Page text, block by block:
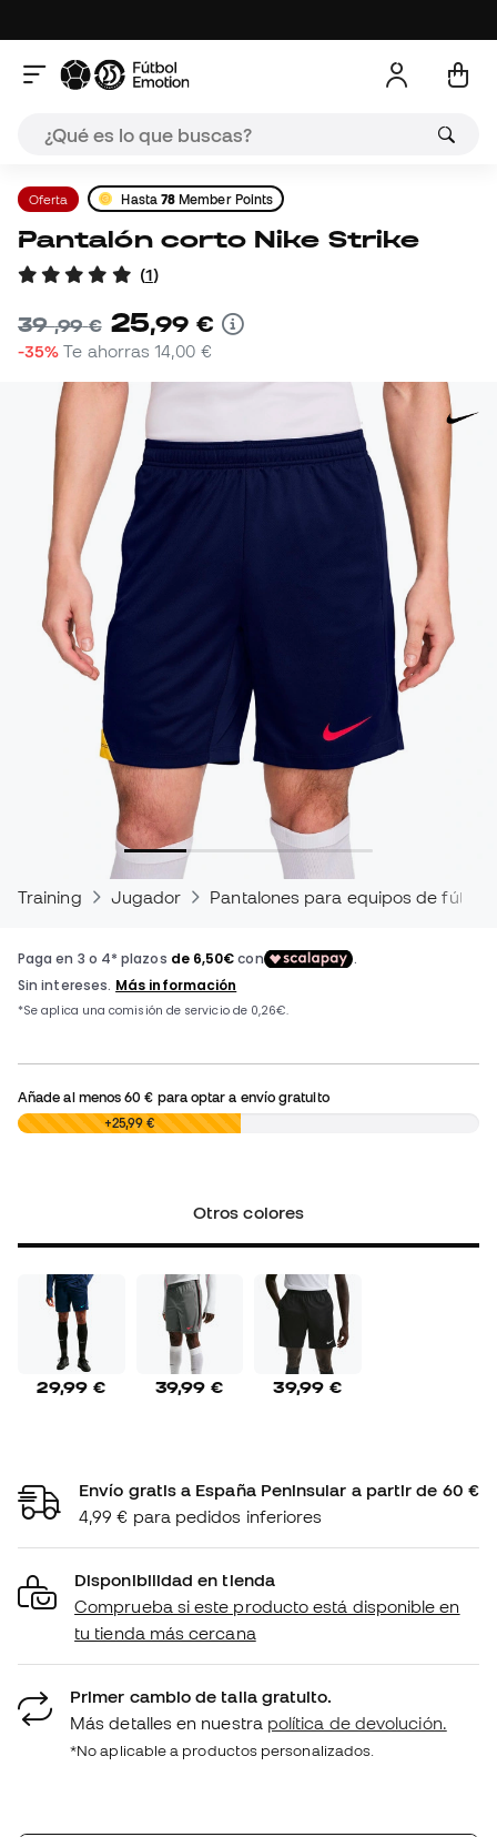
Oferta Hasta 78 Member Points
Pantalón corto Nike Strike
(1)
39,99 € 25,99 €
-35% Te ahorras14,00 €
Training Jugador Pantalones para equipos de fútbol
Añade al menos60 € para optar a envío gratuito
0,00 € +25,99 €
Otros colores
29,99 € 39,99 € 39,99 €
Envío gratis a España Peninsular a partir de 60 €
4,99 € para pedidos inferiores
Disponibilidad en tienda
Comprueba si este producto está disponible en
tu tienda más cercana
Primer cambio de talla gratuito.
Más detalles en nuestra política de devolución.
*No aplicable a productos personalizados.